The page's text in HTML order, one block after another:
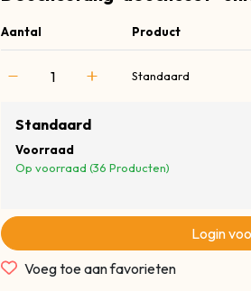
Aantal Product
Standaard
Standaard
Voorraad
Op voorraad (36 Producten)
Login
Voeg toe aan favorieten